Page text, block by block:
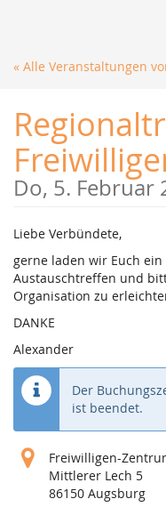
springen
« Alle Veranstaltungen
Do, 5. Februar
Liebe Verbündete,
gerne laden wir Euch
Austauschtreffen und
Organisation zu
DANKE
Alexander
Der
ist beendet.
Freiwilligen-
Mittlerer Lech 5
86150 Augsburg